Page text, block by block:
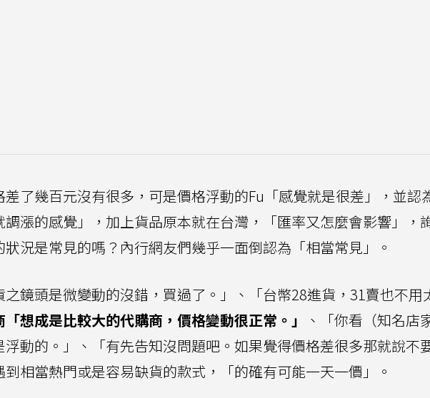
了幾百元沒有很多，可是價格浮動的Fu「感覺就是很差」，並認
調漲的感覺」，加上貨品原本就在台灣，「匯率又怎麼會影響」，
況是常見的嗎？內行網友們幾乎一面倒認為「相當常見」。
鏡頭是微變動的沒錯，買過了。」、「台幣28進貨，31賣也不用
想成是比較大的代購商，價格變動很正常。」
、「你看（知名店
動的。」、「有先告知沒問題吧。如果覺得價格差很多那就說不
相當熱門或是容易缺貨的款式，「的確有可能一天一價」。